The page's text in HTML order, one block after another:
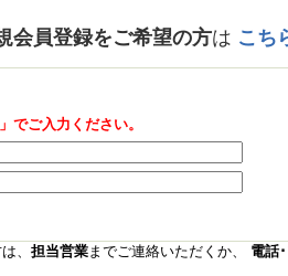
会員登録をご希望の方は こち
でご入力ください。
、 担当営業までご連絡いただくか、 電話･